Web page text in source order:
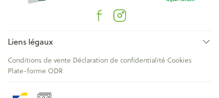
Liens légaux
Conditions de vente Déclaration de confidentialité Cookies
Plate-forme ODR